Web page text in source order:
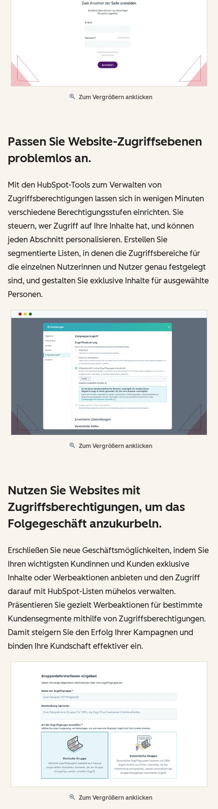
Zum Vergrößern anklicken
Passen Sie Website-Zugriffsebenen
problemlos an.
Mit den HubSpot-Tools zum Verwalten von
Zugriffsberechtigungen lassen sich in wenigen Minuten
verschiedene Berechtigungsstufen einrichten. Sie
steuern, wer Zugriff auf Ihre Inhalte hat, und können
jeden Abschnitt personalisieren. Erstellen Sie
segmentierte Listen, in denen die Zugriffsbereiche für
die einzelnen Nutzerinnen und Nutzer genau festgelegt
sind, und gestalten Sie exklusive Inhalte für ausgewählte
Personen.
Zum Vergrößern anklicken
Nutzen Sie Websites mit
Zugriffsberechtigungen, um das
Folgegeschäft anzukurbeln.
Erschließen Sie neue Geschäftsmöglichkeiten, indem Sie
Ihren wichtigsten Kundinnen und Kunden exklusive
Inhalte oder Werbeaktionen anbieten und den Zugriff
darauf mit HubSpot-Listen mühelos verwalten.
Präsentieren Sie gezielt Werbeaktionen für bestimmte
Kundensegmente mithilfe von Zugriffsberechtigungen.
Damit steigern Sie den Erfolg Ihrer Kampagnen und
binden Ihre Kundschaft effektiver ein.
Zum Vergrößern anklicken